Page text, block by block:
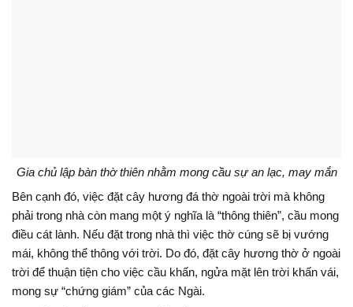
Gia chủ lập bàn thờ thiên nhằm mong cầu sự an lạc, may mắn
Bên cạnh đó, việc đặt cây hương đá thờ ngoài trời mà không
phải trong nhà còn mang một ý nghĩa là “thông thiên”, cầu mong
điều cát lành. Nếu đặt trong nhà thì việc thờ cúng sẽ bị vướng
mái, không thể thông với trời. Do đó, đặt cây hương thờ ở ngoài
trời để thuận tiện cho việc cầu khấn, ngửa mặt lên trời khấn vái,
mong sự “chứng giám” của các Ngài.